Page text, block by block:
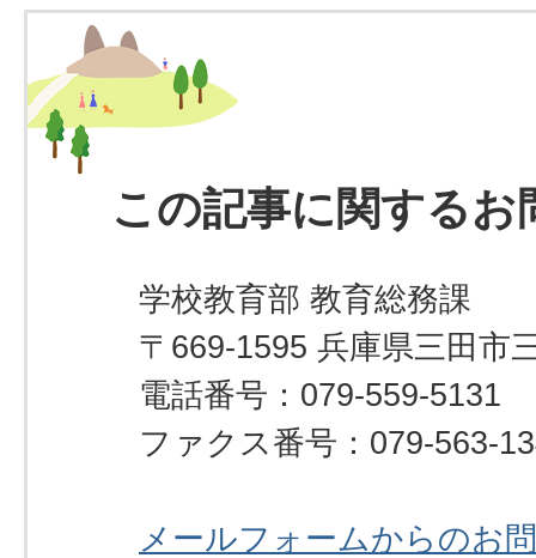
この記事に関するお
学校教育部 教育総務課
〒669-1595 兵庫県三田市
電話番号：079-559-5131
ファクス番号：079-563-
メールフォームからのお